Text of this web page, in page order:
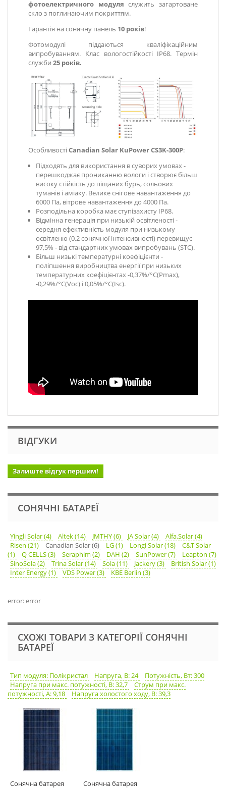
фотоелектричного модуля служить загартоване
скло з поглинаючим покриттям.
Гарантія на сонячну панель 10 років!
Фотомодулі піддаються кваліфікаційним
випробуванням. Клас вологостійкості IP68. Термін
служби 25 років.
ОсобливостіCanadian Solar KuPower CS3K-300P:
Підходять для використання в суворих умовах -
перешкоджає прониканню вологи і створює більш
високу стійкість до піщаних бурь, сольових
туманів і аміаку. Велике снігове навантаження до
6000 Па, вітрове навантаження до 4000 Па.
Розподільна коробка має ступізахисту IP68.
Відмінна генерація при низькій освітленості -
середня ефективність модуля при низькому
освітленю (0,2 сонячної інтенсивності) перевищує
97,5% - від стандартних умовах випробувань (STC).
Більш низькі температурні коефіцієнти -
поліпшення виробництва енергії при низьких
температурних коефіцієнтах -0,37%/°C(Pmax),
-0,29%/°C(Voc) і 0,05%/°C(Isc).
ВІДГУКИ
Залиште відгук першим!
СОНЯЧНІ БАТАРЕЇ
Yingli Solar (4) Altek (14) JMTHY (6) JA Solar (4)
Alfa.Solar (4)
Risen (21)
Canadian Solar (6) LG (1) Longi Solar (18)
C&T Solar
(1)
Q CELLS (3) Seraphim (2) DAH (2) SunPower (7)
Leapton (7)
SinoSola (2)
Trina Solar (14) Sola (11) Jackery (3)
British Solar (1)
Inter Energy (1)
VDS Power (3) KBE Berlin (3)
error: error
СХОЖІ ТОВАРИ З КАТЕГОРІЇ СОНЯЧНІ
БАТАРЕЇ
Тип модуля: Полікристал Напруга, В: 24
Потужність, Вт: 300
Напруга при макс. потужності, В: 32,7
Струм при макс.
потужності, А: 9,18
Напруга холостого ходу, В: 39,3
Сонячна батарея
Сонячна батарея